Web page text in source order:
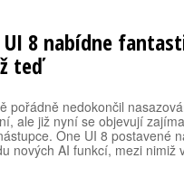
UI 8 nabídne
teď
pořádně nedokončil
ale již nyní se objevují
One UI 8 postavené
nových AI funkcí, mezi